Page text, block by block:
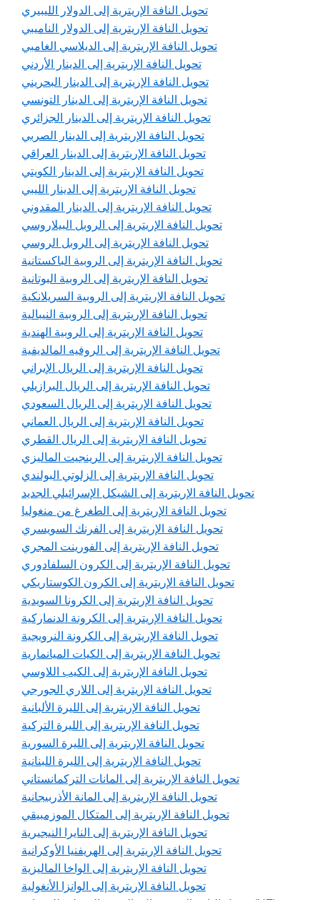
تحويل النافة الإريترية إلى الدولار الليبيري
تحويل النافة الإريترية إلى الدولار الناميبي
تحويل النافة الإريترية إلى الديلاسي الغامبي
تحويل النافة الإريترية إلى الدينار الأردني
تحويل النافة الإريترية إلى الدينار البحريني
تحويل النافة الإريترية إلى الدينار التونسي
تحويل النافة الإريترية إلى الدينار الجزائري
تحويل النافة الإريترية إلى الدينار الصربي
تحويل النافة الإريترية إلى الدينار العراقي
تحويل النافة الإريترية إلى الدينار الكويتي
تحويل النافة الإريترية إلى الدينار الليبي
تحويل النافة الإريترية إلى الدينار المقدوني
تحويل النافة الإريترية إلى الروبل البيلاروسي
تحويل النافة الإريترية إلى الروبل الروسي
تحويل النافة الإريترية إلى الروبية الباكستانية
تحويل النافة الإريترية إلى الروبية البوتانية
تحويل النافة الإريترية إلى الروبية السريلانكية
تحويل النافة الإريترية إلى الروبية النيبالية
تحويل النافة الإريترية إلى الروبية الهندية
تحويل النافة الإريترية إلى الروفيه المالديفية
تحويل النافة الإريترية إلى الريال الإيراني
تحويل النافة الإريترية إلى الريال البرازيلي
تحويل النافة الإريترية إلى الريال السعودي
تحويل النافة الإريترية إلى الريال العماني
تحويل النافة الإريترية إلى الريال القطري
تحويل النافة الإريترية إلى الرينجيت الماليزي
تحويل النافة الإريترية إلى الزلوتي البولندي
تحويل النافة الإريترية إلى الشيكل الإسرائيلي الجديد
تحويل النافة الإريترية إلى الطغرغ من منغوليا
تحويل النافة الإريترية إلى الفرنك السويسري
تحويل النافة الإريترية إلى الفورينت المجري
تحويل النافة الإريترية إلى الكرون السلفادوري
تحويل النافة الإريترية إلى الكرون الكوستاريكي
تحويل النافة الإريترية إلى الكرونا السويدية
تحويل النافة الإريترية إلى الكرونة الدنماركية
تحويل النافة الإريترية إلى الكرونة النرويجية
تحويل النافة الإريترية إلى الكيات الميانمارية
تحويل النافة الإريترية إلى الكيب اللاوسي
تحويل النافة الإريترية إلى اللاري الجورجي
تحويل النافة الإريترية إلى الليرة الألبانية
تحويل النافة الإريترية إلى الليرة التركية
تحويل النافة الإريترية إلى الليرة السورية
تحويل النافة الإريترية إلى الليرة اللبنانية
تحويل النافة الإريترية إلى المانات التركمانستاني
تحويل النافة الإريترية إلى المانة الأذربيجانية
تحويل النافة الإريترية إلى المتكال الموزمبيقي
تحويل النافة الإريترية إلى النايرا النيجيرية
تحويل النافة الإريترية إلى الهريفنيا الأوكرانية
تحويل النافة الإريترية إلى الواخا الماليزية
تحويل النافة الإريترية إلى الوانزا الأنغولية